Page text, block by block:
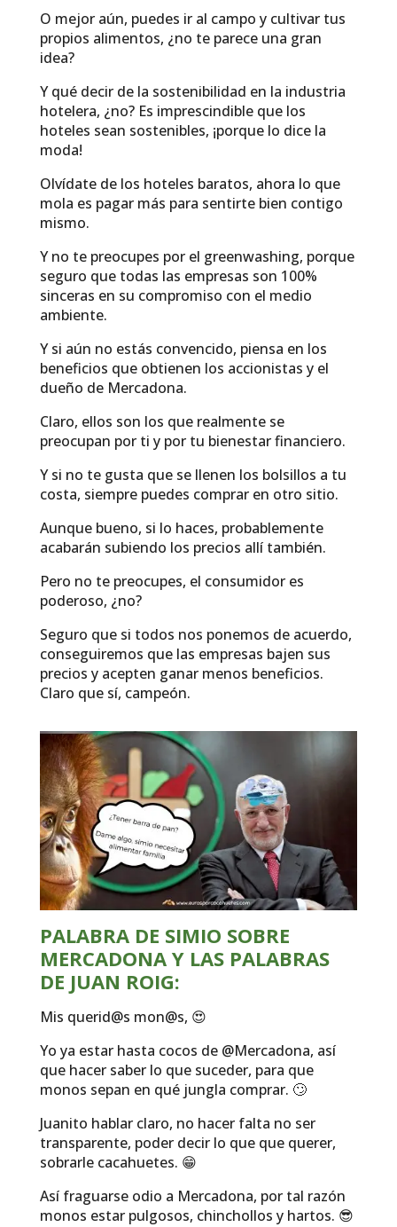
O mejor aún, puedes ir al campo y cultivar tus
propios alimentos, ¿no te parece una gran
idea?
Y qué decir de la sostenibilidad en la industria
hotelera, ¿no? Es imprescindible que los
hoteles sean sostenibles, ¡porque lo dice la
moda!
Olvídate de los hoteles baratos, ahora lo que
mola es pagar más para sentirte bien contigo
mismo.
Y no te preocupes por el greenwashing, porque
seguro que todas las empresas son 100%
sinceras en su compromiso con el medio
ambiente.
Y si aún no estás convencido, piensa en los
beneficios que obtienen los accionistas y el
dueño de Mercadona.
Claro, ellos son los que realmente se
preocupan por ti y por tu bienestar financiero.
Y si no te gusta que se llenen los bolsillos a tu
costa, siempre puedes comprar en otro sitio.
Aunque bueno, si lo haces, probablemente
acabarán subiendo los precios allí también.
Pero no te preocupes, el consumidor es
poderoso, ¿no?
Seguro que si todos nos ponemos de acuerdo,
conseguiremos que las empresas bajen sus
precios y acepten ganar menos beneficios.
Claro que sí, campeón.
PALABRA DE SIMIO SOBRE
MERCADONA Y LAS PALABRAS
DE JUAN ROIG:
Mis querid@s mon@s, 😍
Yo ya estar hasta cocos de @Mercadona, así
que hacer saber lo que suceder, para que
monos sepan en qué jungla comprar. 🙄
Juanito hablar claro, no hacer falta no ser
transparente, poder decir lo que que querer,
sobrarle cacahuetes. 😁
Así fraguarse odio a Mercadona, por tal razón
monos estar pulgosos, chinchollos y hartos. 😎